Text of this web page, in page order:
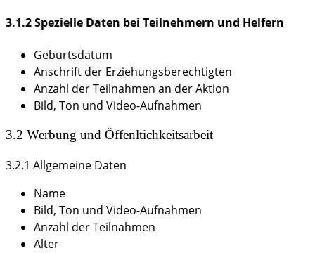
3.1.2 Spezielle Daten bei Teilnehmern und Helfern
Geburtsdatum
Anschrift der Erziehungsberechtigten
Anzahl der Teilnahmen an der Aktion
Bild, Ton und Video-Aufnahmen
3.2 Werbung und Öffenltichkeitsarbeit
3.2.1 Allgemeine Daten
Name
Bild, Ton und Video-Aufnahmen
Anzahl der Teilnahmen
Alter